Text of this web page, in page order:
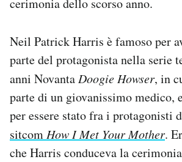
cerimonia dello scorso anno.
Neil Patrick Harris è famoso per
parte del protagonista nella serie
anni NovantaDoogie Howser, in
parte di un giovanissimo medico,
per essere stato fra i protagonisti
sitcomHow I Met Your Mother.
che Harris conduceva la